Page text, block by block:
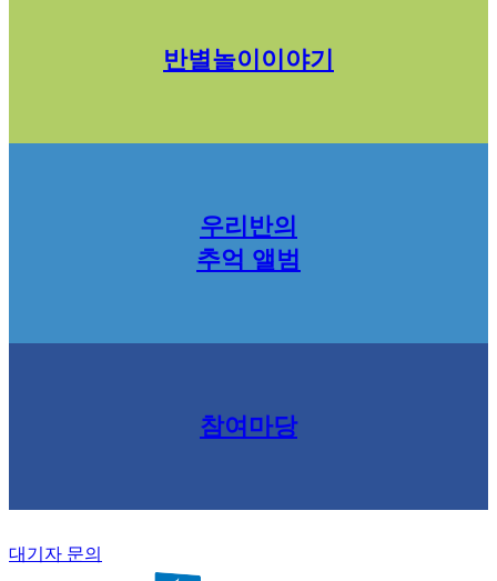
반별놀이이야기
우리반의
추억 앨범
참여마당
대기자 문의